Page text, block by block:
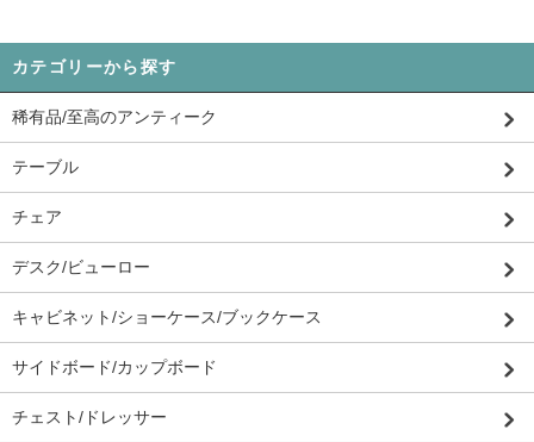
カテゴリーから探す
稀有品/至高のアンティーク
テーブル
チェア
デスク/ビューロー
キャビネット/ショーケース/ブックケース
サイドボード/カップボード
チェスト/ドレッサー